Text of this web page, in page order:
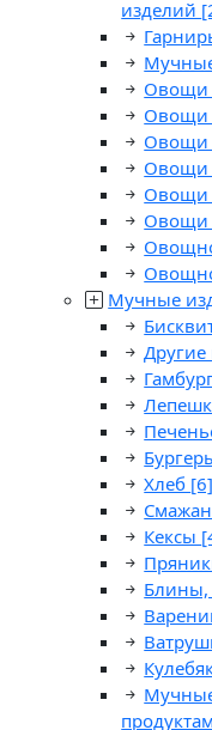
изделий
Овощи
Овощи
Овощи
Овощи
Овощи
Овощи
Мучные
Другие
Хлеб [6]
Кексы
Блины,